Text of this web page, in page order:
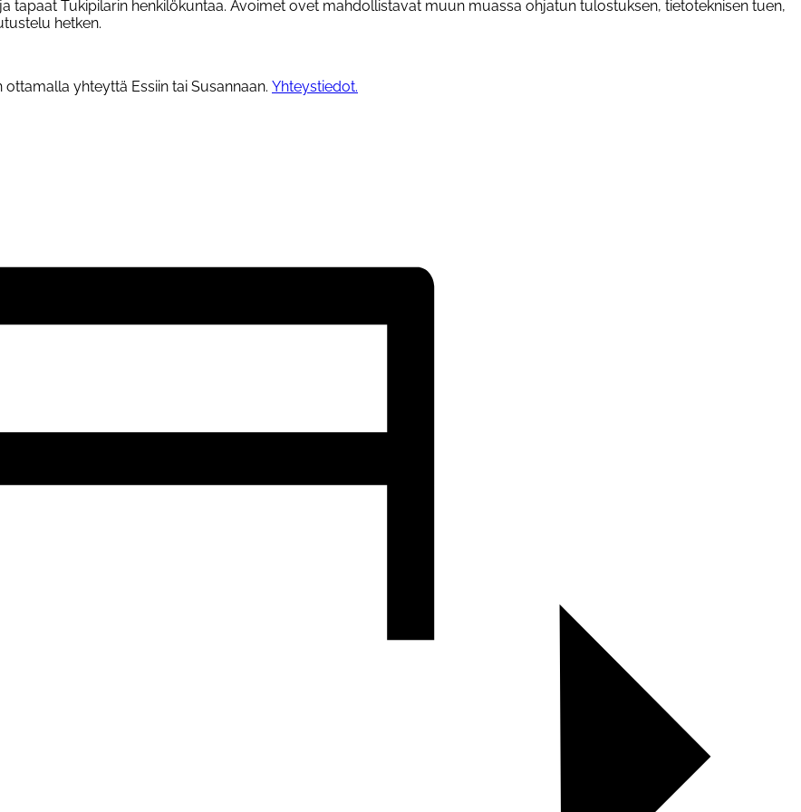
tapaat Tukipilarin henkilökuntaa. Avoimet ovet mahdollistavat muun muassa ohjatun tulostuksen, tietoteknisen tuen,
hetken.
yhteyttä Essiin tai Susannaan. Yhteystiedot.